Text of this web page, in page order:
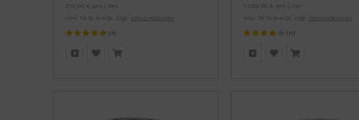
210,00 € pro Liter
inkl. 19 % MwSt. zzgl.
Versandkosten
(4)
1.050,00 € pro Liter
inkl. 19 % MwSt. zzgl.
Versandkosten
(11)